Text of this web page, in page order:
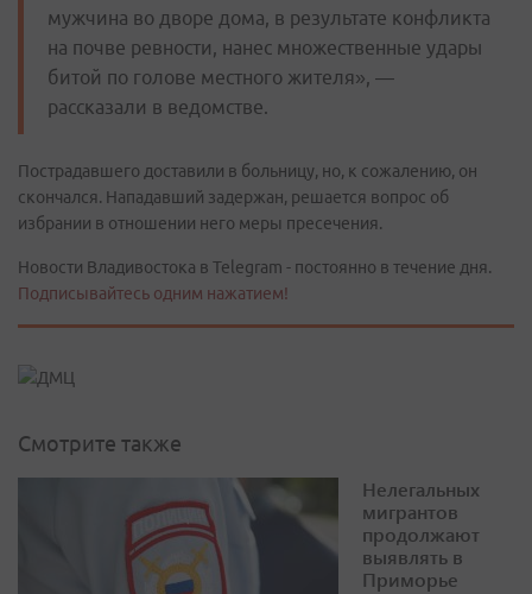
мужчина во дворе дома, в результате конфликта
на почве ревности, нанес множественные удары
битой по голове местного жителя», —
рассказали в ведомстве.
Пострадавшего доставили в больницу, но, к сожалению, он
скончался. Нападавший задержан, решается вопрос об
избрании в отношении него меры пресечения.
Новости Владивостока в Telegram - постоянно в течение дня.
Подписывайтесь одним нажатием!
Смотрите также
Нелегальных
мигрантов
продолжают
выявлять в
Приморье